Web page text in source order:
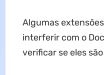
Algumas
interferir com o
verificar se eles